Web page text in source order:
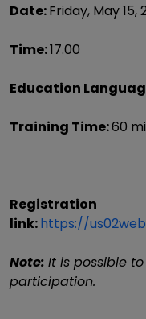
Date:Friday, May 15,
Time:17.00
Education
Training Time:60
Registration
link:https://
Note: It is possible
participation.